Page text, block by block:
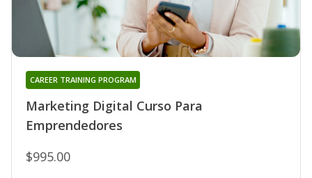
Marketing Digital Curso Para
Emprendedores
CAREER TRAINING PROGRAM
$995.00